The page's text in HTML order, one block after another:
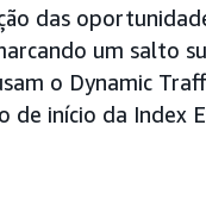
das
um salto
o Dynamic
de início da Index